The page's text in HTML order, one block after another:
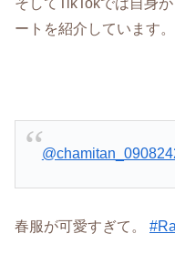
そしてTikTokでは自身
ートを紹介しています。
春服が可愛すぎて。